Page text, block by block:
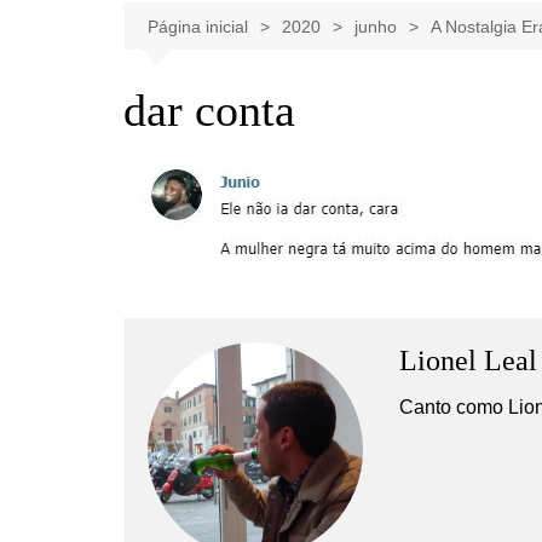
Celebridades
Música
Notícias
Clássicos
Livros
Página inicial 2020 junho A Nostalgia
dar conta
Lionel Leal
Canto como